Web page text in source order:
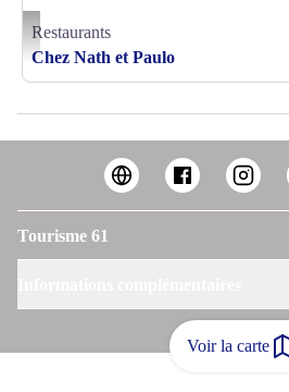
Voir la carte
Chez-Nath-et-Paulo-St-Langis - ©MR FERREIRA
Restaurants
Chez Nath et Paulo
Tourisme 61